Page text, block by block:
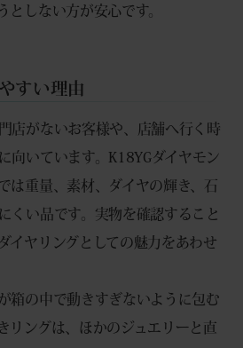
としない方が安心です。
すい理由
店がないお客様や、店舗へ行く時
向いています。K18YGダイヤモン
は重量、素材、ダイヤの輝き、石
くい品です。実物を確認すること
イヤリングとしての魅力をあわせ
箱の中で動きすぎないように包む
リングは、ほかのジュエリーと直